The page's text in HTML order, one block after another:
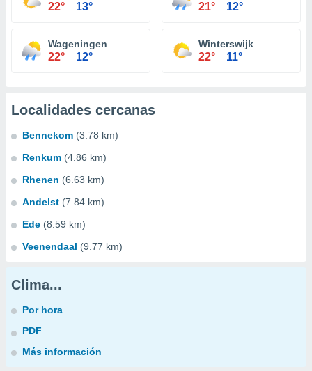
22° 13° 21° 12°
Wageningen
22° 12°
Winterswijk
22° 11°
Localidades cercanas
Bennekom (3.78 km)
Renkum (4.86 km)
Rhenen (6.63 km)
Andelst (7.84 km)
Ede (8.59 km)
Veenendaal (9.77 km)
Clima...
Por hora
PDF
Más información